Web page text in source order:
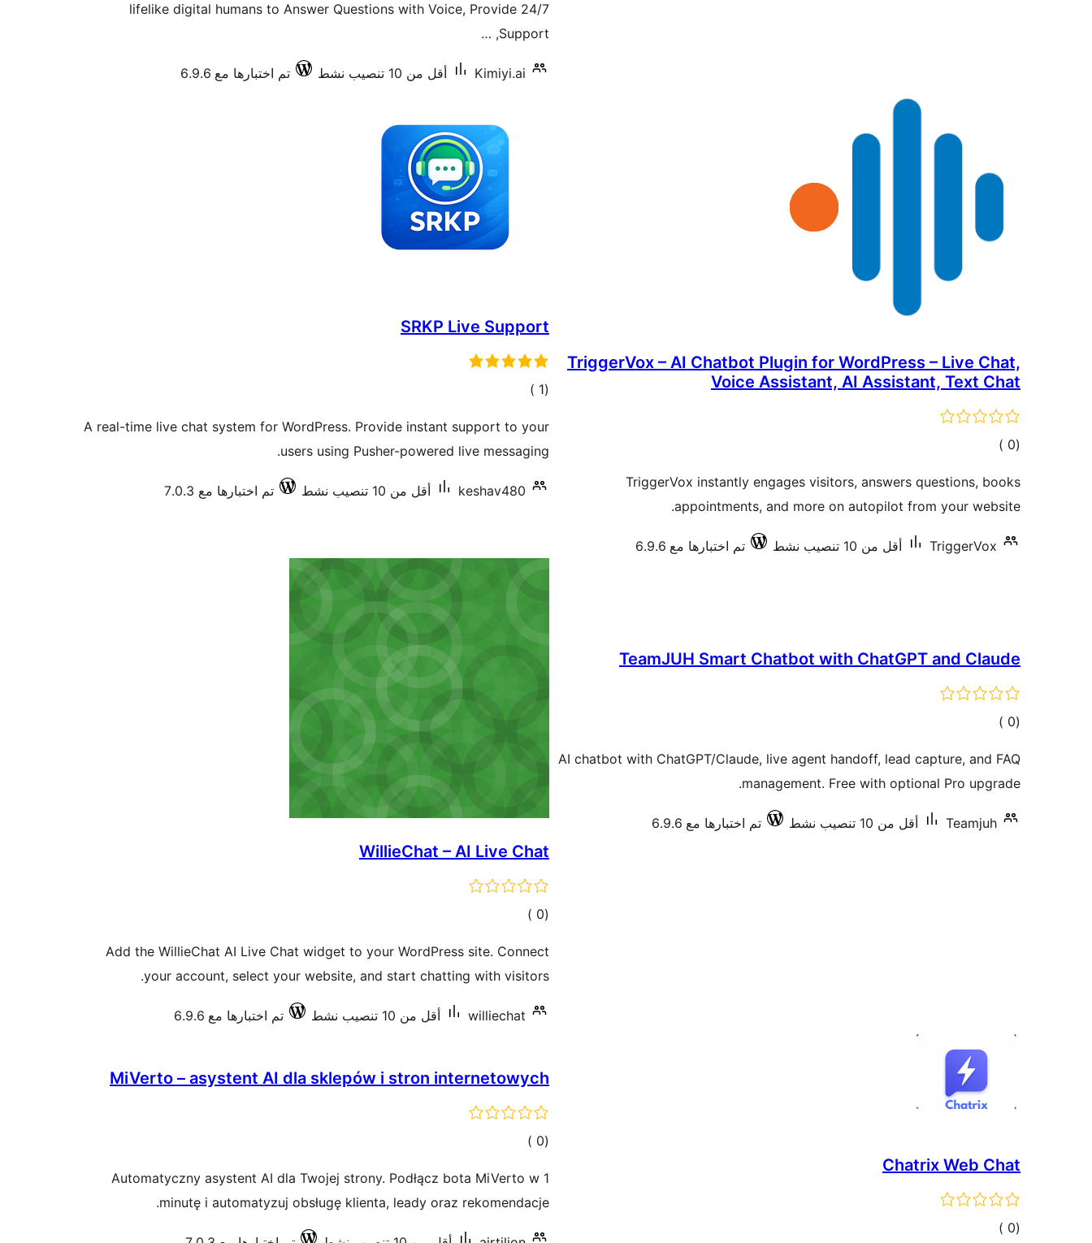
lifelike digital humans to Answer Questions with Voice, Provide 24/7
Support, …
Kimiyi.ai أقل من 10 تنصيب نشط تم اختبارها مع 6.9.6
TriggerVox – AI Chatbot Plugin for WordPress – Live Chat,
Voice Assistant, AI Assistant, Text Chat
(0
إجمالي)
TriggerVox instantly engages visitors, answers questions, books
appointments, and more on autopilot from your website.
TriggerVox أقل من 10 تنصيب نشط تم اختبارها مع 6.9.6
SRKP Live Support
(1
إجمالي)
A real-time live chat system for WordPress. Provide instant support to your
users using Pusher-powered live messaging.
keshav480 أقل من 10 تنصيب نشط تم اختبارها مع 7.0.3
TeamJUH Smart Chatbot with ChatGPT and Claude
(0
إجمالي)
AI chatbot with ChatGPT/Claude, live agent handoff, lead capture, and FAQ
management. Free with optional Pro upgrade.
Teamjuh أقل من 10 تنصيب نشط تم اختبارها مع 6.9.6
WillieChat – AI Live Chat
(0
إجمالي)
Add the WillieChat AI Live Chat widget to your WordPress site. Connect
your account, select your website, and start chatting with visitors.
williechat أقل من 10 تنصيب نشط تم اختبارها مع 6.9.6
Chatrix Web Chat
(0 إجمالي)
MiVerto – asystent AI dla sklepów i stron internetowych
(0
إجمالي)
Automatyczny asystent AI dla Twojej strony. Podłącz bota MiVerto w 1
minutę i automatyzuj obsługę klienta, leady oraz rekomendacje.